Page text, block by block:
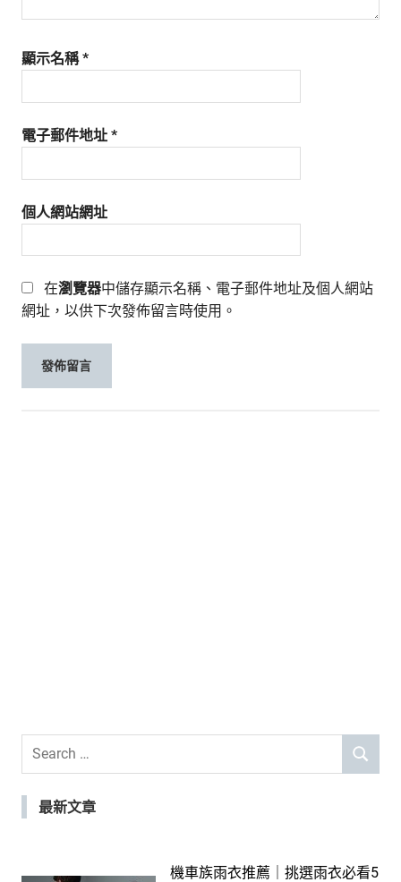
顯示名稱*
電子郵件地址 *
個人網站網址
在瀏覽器中儲存顯示名稱、電子郵件地址及個人網站
網址，以供下次發佈留言時使用。
Search
SEARCH
最新文章
機車族雨衣推薦｜挑選雨衣必看5